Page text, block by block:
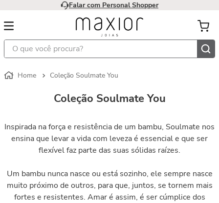
Falar com Personal Shopper
O que você procura?
Coleção Soulmate You
Coleção Soulmate You
Inspirada na força e resistência de um bambu, Soulmate nos
ensina que levar a vida com leveza é essencial e que ser
flexível faz parte das suas sólidas raízes.
Um bambu nunca nasce ou está sozinho, ele sempre nasce
muito próximo de outros, para que, juntos, se tornem mais
fortes e resistentes. Amar é assim, é ser cúmplice dos